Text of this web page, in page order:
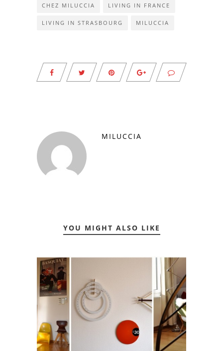
CHEZ MILUCCIA LIVING IN FRANCE
LIVING IN STRASBOURG MILUCCIA
MILUCCIA
YOU MIGHT ALSO LIKE